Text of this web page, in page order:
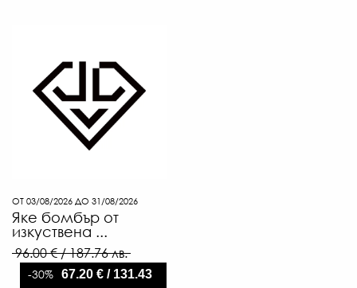
ОТ 03/08/2026 ДО 31/08/2026
Яке бомбър от
изкуствена ...
96.00 € / 187.76 лв.
-30% 67.20 € / 131.43